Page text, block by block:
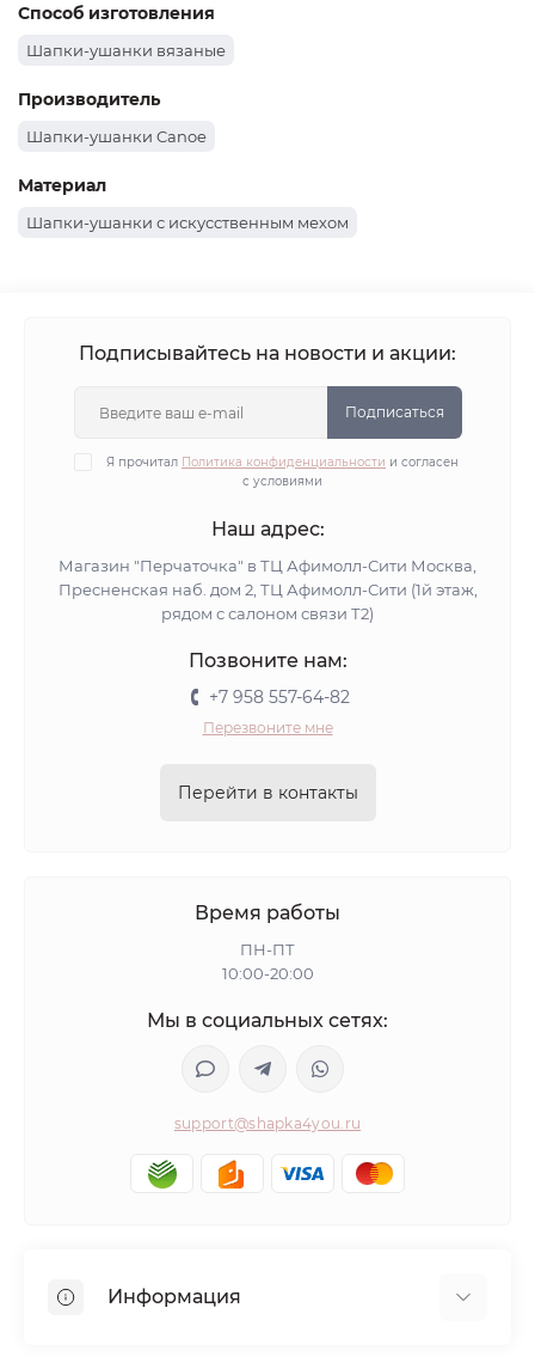
Способ изготовления
Шапки-ушанки вязаные
Производитель
Шапки-ушанки Canoe
Материал
Шапки-ушанки с искусственным мехом
Подписывайтесь на новости и акции:
Подписаться
Я прочитал Политика конфиденциальности и согласен
с условиями
Наш адрес:
Магазин "Перчаточка" в ТЦ Афимолл-Сити Москва,
Пресненская наб. дом 2, ТЦ Афимолл-Сити (1й этаж,
рядом с салоном связи Т2)
Позвоните нам:
+7 958 557-64-82
Перезвоните мне
Перейти в контакты
Время работы
ПН-ПТ
10:00-20:00
Мы в социальных сетях:
support@shapka4you.ru
Информация